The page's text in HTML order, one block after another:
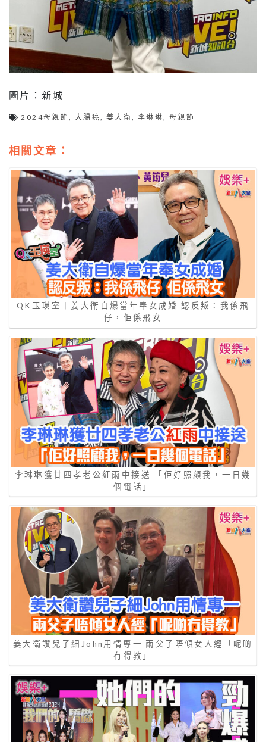
圖片：新城
2024母親節,大腸癌,姜大衛,李琳琳,母親節
相關文章：
QK玉瑛室丨姜大衛自爆當年奉女成婚 認反叛：我係飛
仔，佢係飛女
李琳琳獲廿四孝老公紅雨中接送 「佢好照顧我，一日幾
個電話」
姜大衛讚兒子細John用情專一 兩父子唔傾女人經「呢啲
冇得教」